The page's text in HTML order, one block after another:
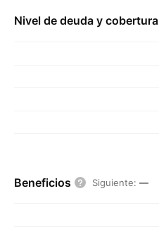
Nivel de deuda y cobertura
Beneficios Siguiente: —